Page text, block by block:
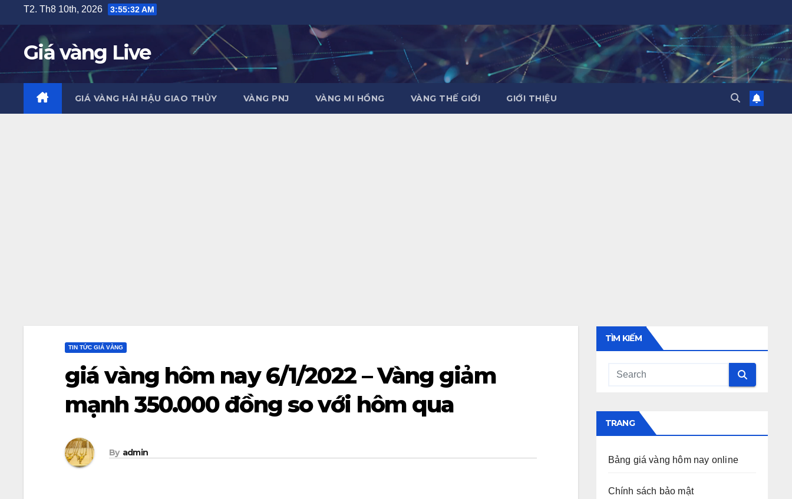
content
T2. Th8 10th, 2026 3:55:33 AM
Giá vàng Live
GIÁ VÀNG HẢI HẬU GIAO THỦY VÀNG PNJ VÀNG MI HỒNG VÀNG THẾ GIỚI GIỚI THIỆU
TIN TỨC GIÁ VÀNG
giá vàng hôm nay 6/1/2022 – Vàng giảm
mạnh 350.000 đồng so với hôm qua
By admin
TÌM KIẾM
TRANG
Bảng giá vàng hôm nay online
Chính sách bảo mật